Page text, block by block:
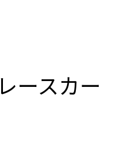
レースカー